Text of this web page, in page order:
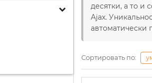
десятки, а то и
Ajax.
автоматически
Сортировать по: